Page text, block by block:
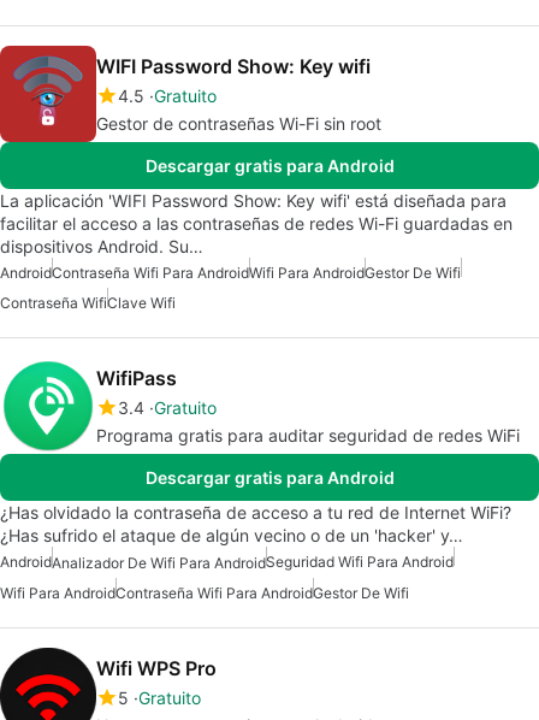
WIFI Password Show: Key wifi
4.5 Gratuito
Gestor de contraseñas Wi-Fi sin root
Descargar gratis para Android
La aplicación 'WIFI Password Show: Key wifi' está diseñada para
facilitar el acceso a las contraseñas de redes Wi-Fi guardadas en
dispositivos Android. Su…
AndroidContraseña Wifi Para AndroidWifi Para AndroidGestor De Wifi
Contraseña WifiClave Wifi
WifiPass
3.4 Gratuito
Programa gratis para auditar seguridad de redes WiFi
Descargar gratis para Android
¿Has olvidado la contraseña de acceso a tu red de Internet WiFi?
¿Has sufrido el ataque de algún vecino o de un 'hacker' y…
AndroidAnalizador De Wifi Para AndroidSeguridad Wifi Para Android
Wifi Para AndroidContraseña Wifi Para AndroidGestor De Wifi
Wifi WPS Pro
5 Gratuito